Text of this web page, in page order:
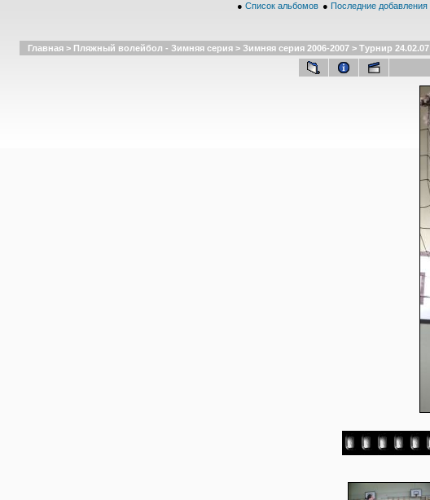
● Список альбомов ● Последние добавления
Главная > Пляжный волейбол - Зимняя серия > Зимняя серия 2006-2007 > Турнир 24.02.07